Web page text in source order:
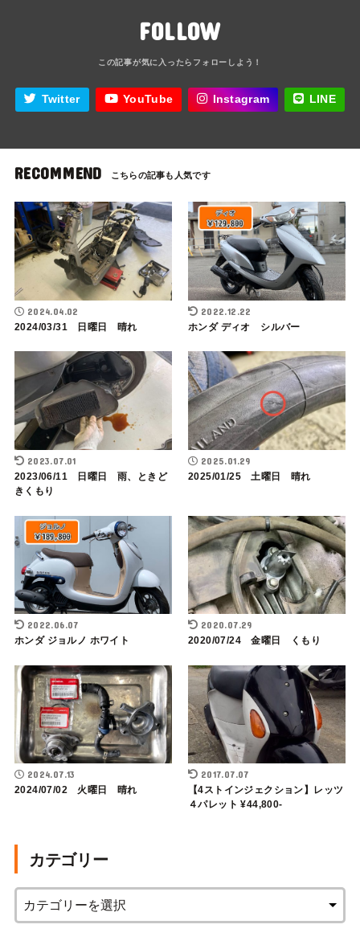
FOLLOW
Twitter YouTube Instagram LINE
RECOMMEND
2024.04.02
2024/03/31 日曜日 晴れ
2022.12.22
ホンダ ディオ シルバー
2023.07.01
2023/06/11 日曜日 雨、ときど
きくもり
2025.01.29
2025/01/25 土曜日 晴れ
2022.06.07
ホンダ ジョルノ ホワイト
2020.07.29
2020/07/24 金曜日 くもり
2024.07.13
2024/07/02 火曜日 晴れ
2017.07.07
【4ストインジェクション】レッツ
４パレット ¥44,800-
カテゴリー